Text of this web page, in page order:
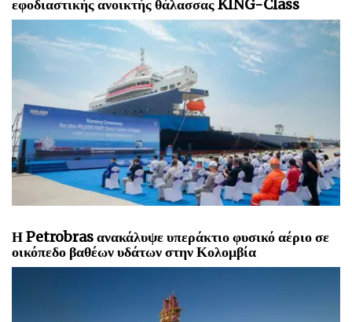
εφοδιαστικής ανοικτής θάλασσας KING-Class
Η Petrobras ανακάλυψε υπεράκτιο φυσικό αέριο σε
οικόπεδο βαθέων υδάτων στην Κολομβία